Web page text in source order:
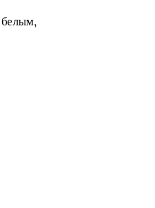
белым,